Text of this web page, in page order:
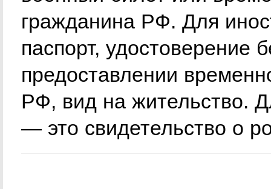
гражданина РФ. Для
паспорт, удостоверение
предоставлении
РФ, вид на жительство.
— это свидетельство о